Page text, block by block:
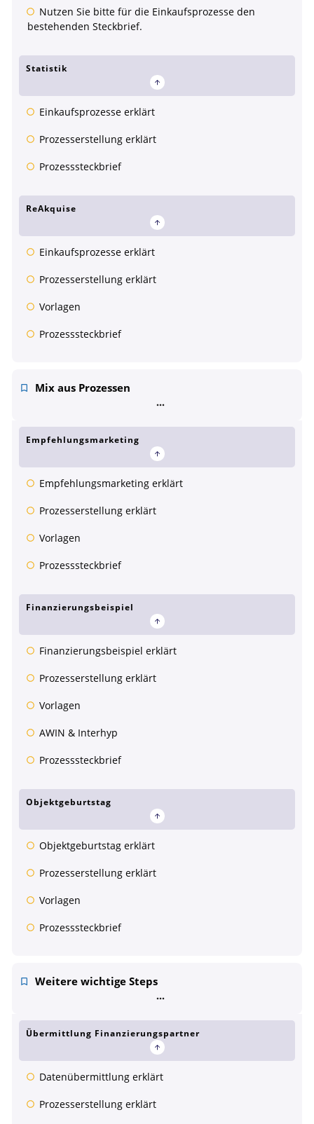
Nutzen Sie bitte für die Einkaufsprozesse den
bestehenden Steckbrief.
Statistik
Einkaufsprozesse erklärt
Prozesserstellung erklärt
Prozesssteckbrief
ReAkquise
Einkaufsprozesse erklärt
Prozesserstellung erklärt
Vorlagen
Prozesssteckbrief
Mix aus Prozessen
Empfehlungsmarketing
Empfehlungsmarketing erklärt
Prozesserstellung erklärt
Vorlagen
Prozesssteckbrief
Finanzierungsbeispiel
Finanzierungsbeispiel erklärt
Prozesserstellung erklärt
Vorlagen
AWIN & Interhyp
Prozesssteckbrief
Objektgeburtstag
Objektgeburtstag erklärt
Prozesserstellung erklärt
Vorlagen
Prozesssteckbrief
Weitere wichtige Steps
Übermittlung Finanzierungspartner
Datenübermittlung erklärt
Prozesserstellung erklärt